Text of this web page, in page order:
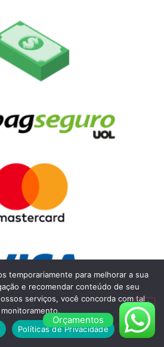
Orçamentos
temporariamente para melhorar a sua
e recomendar conteúdo de seu
serviços, você concorda com tal
monitoramento.
Políticas de Privacidade